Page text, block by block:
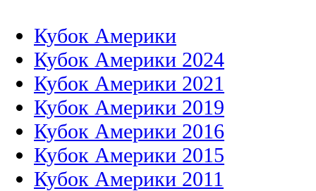
Кубок Америки
Кубок Америки 2024
Кубок Америки 2021
Кубок Америки 2019
Кубок Америки 2016
Кубок Америки 2015
Кубок Америки 2011